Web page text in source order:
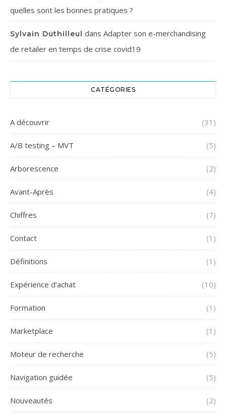
quelles sont les bonnes pratiques ?
Sylvain Duthilleul dans Adapter son e-merchandising
de retailer en temps de crise covid19
CATÉGORIES
A découvrir (31)
A/B testing – MVT (5)
Arborescence (2)
Avant-Après (4)
Chiffres (7)
Contact (1)
Définitions (1)
Expérience d'achat (10)
Formation (1)
Marketplace (1)
Moteur de recherche (5)
Navigation guidée (5)
Nouveautés (2)